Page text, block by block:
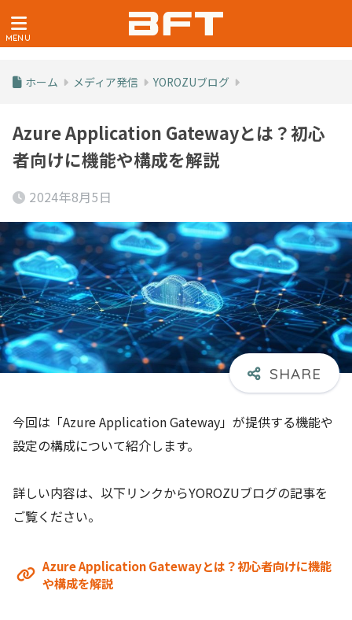
ホーム メディア発信 YOROZUブログ
Azure Application Gatewayとは？初心
者向けに機能や構成を解説
2024年8月5日
今回は「Azure Application Gateway」が提供する機能や
設定の構成について紹介します。
詳しい内容は、以下リンクからYOROZUブログの記事を
ご覧ください。
Azure Application Gatewayとは？初心者向けに機能
や構成を解説